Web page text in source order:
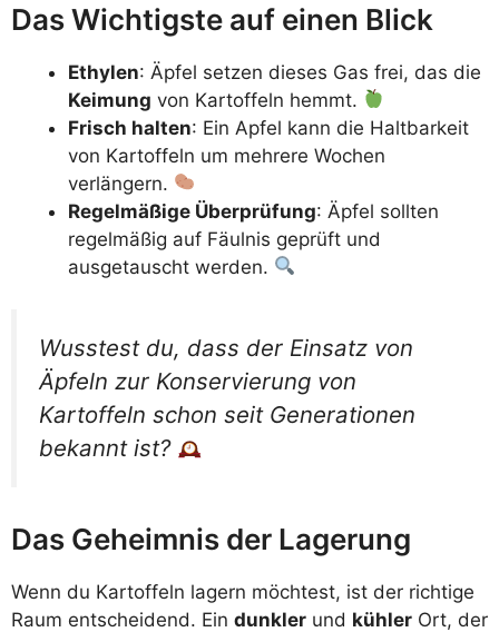
Das Wichtigste auf einen Blick
Ethylen: Äpfel setzen dieses Gas frei, das die
Keimung von Kartoffeln hemmt.
Frisch halten: Ein Apfel kann die Haltbarkeit
von Kartoffeln um mehrere Wochen
verlängern.
Regelmäßige Überprüfung: Äpfel sollten
regelmäßig auf Fäulnis geprüft und
ausgetauscht werden.
Wusstest du, dass der Einsatz von
Äpfeln zur Konservierung von
Kartoffeln schon seit Generationen
bekannt ist?
Das Geheimnis der Lagerung
Wenn du Kartoffeln lagern möchtest, ist der richtige
Raum entscheidend. Ein dunkler und kühler Ort, der